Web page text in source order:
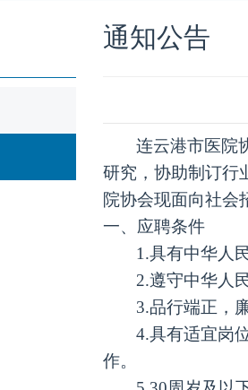
通知公告
通知公告
连云港市医院
研究，协助制订行
院协会现面向社会
一、应聘条件
1.具有中华人
2.遵守中华人
3.品行端正，
4.具有适宜岗
作。